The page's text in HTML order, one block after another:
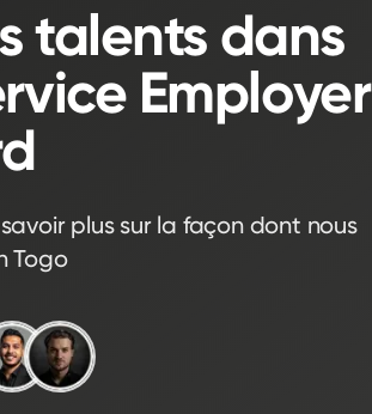
talents dans
Employer
plus sur la façon dont nous
Togo